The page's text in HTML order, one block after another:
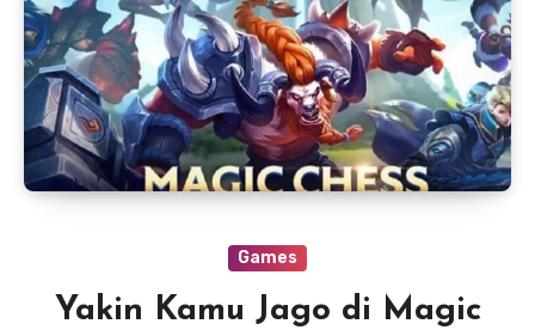
Games
Yakin Kamu Jago di Magic